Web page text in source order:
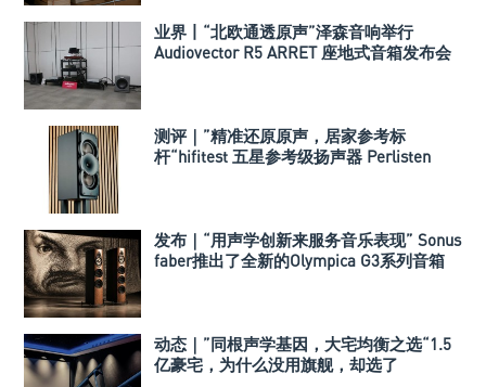
业界丨“北欧通透原声”泽森音响举行
Audiovector R5 ARRET 座地式音箱发布会
测评｜”精准还原原声，居家参考标
杆“hifitest 五星参考级扬声器 Perlisten
发布｜“用声学创新来服务音乐表现” Sonus
faber推出了全新的Olympica G3系列音箱
动态｜”同根声学基因，大宅均衡之选“1.5
亿豪宅，为什么没用旗舰，却选了